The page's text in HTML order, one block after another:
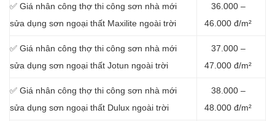
✅ Giá nhân công thợ thi công sơn nhà mới
sửa dụng sơn ngoại thất Maxilite ngoài trời
36.000 –
46.000 đ/m²
✅ Giá nhân công thợ thi công sơn nhà mới
sửa dụng sơn ngoại thất Jotun ngoài trời
37.000 –
47.000 đ/m²
✅ Giá nhân công thợ thi công sơn nhà mới
sửa dụng sơn ngoại thất Dulux ngoài trời
38.000 –
48.000 đ/m²